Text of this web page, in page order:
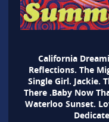
California
Reflections. The
Single Girl. Jackie.
There .Baby Now
Waterloo Sunset.